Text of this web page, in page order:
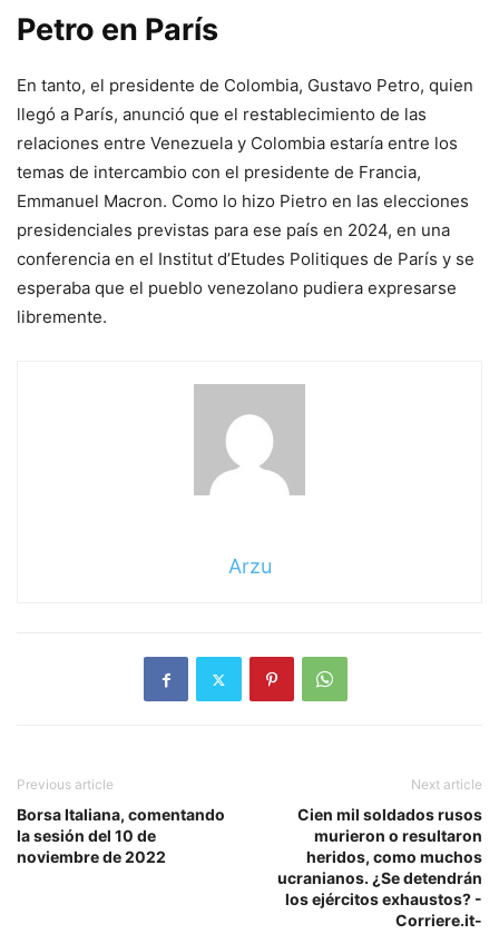
Petro en París
En tanto, el presidente de Colombia, Gustavo Petro, quien
llegó a París, anunció que el restablecimiento de las
relaciones entre Venezuela y Colombia estaría entre los
temas de intercambio con el presidente de Francia,
Emmanuel Macron. Como lo hizo Pietro en las elecciones
presidenciales previstas para ese país en 2024, en una
conferencia en el Institut d’Etudes Politiques de París y se
esperaba que el pueblo venezolano pudiera expresarse
libremente.
Arzu
Previous article
Borsa Italiana, comentando
la sesión del 10 de
noviembre de 2022
Next article
Cien mil soldados rusos
murieron o resultaron
heridos, como muchos
ucranianos. ¿Se detendrán
los ejércitos exhaustos? -
Corriere.it-